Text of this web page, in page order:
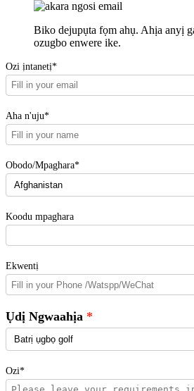
Biko dejupụta fọm ahụ. Ahịa anyị
ozugbo enwere ike.
Ozi ịntanetị*
Aha n'uju*
Obodo/Mpaghara*
Koodu mpaghara
Ekwentị
Ụdị Ngwaahịa
Ozi*